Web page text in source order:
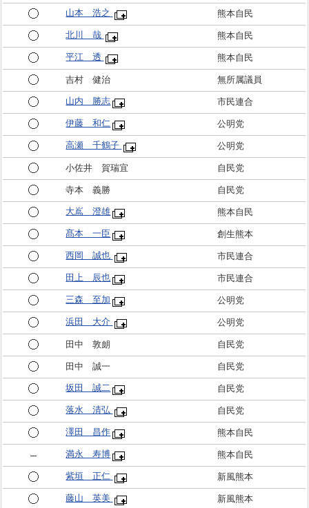
山本 浩之 熊本自民
北川 哉 熊本自民
平江 透 熊本自民
吉村 健治 無所属議員
山内 勝志 市民連合
伊藤 和仁 公明党
高瀬 千鶴子 公明党
小佐井 賀瑞宜 自民党
寺本 義勝 自民党
大嶌 澄雄 熊本自民
髙本 一臣 創生熊本
西岡 誠也 市民連合
田上 辰也 市民連合
三森 至加 公明党
浜田 大介 公明党
田中 敦朗 自民党
田中 誠一 自民党
坂田 誠二 自民党
落水 清弘 自民党
澤田 昌作 熊本自民
満永 寿博 熊本自民
紫垣 正仁 新風熊本
藤山 英美 新風熊本